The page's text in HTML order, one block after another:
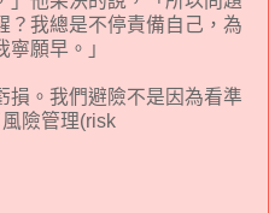
？我總是不停責備自己，為
願早。」
損。我們避險不是因為看準
險管理(risk